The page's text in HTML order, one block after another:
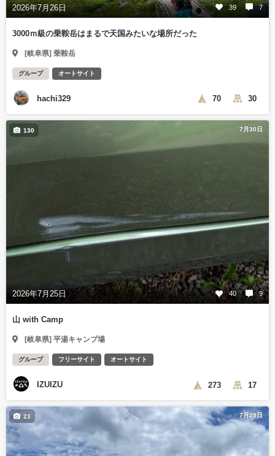
2026年7月26日 39 7
3000ｍ級の乗鞍岳はまるで天国みたいな場所だった
[岐阜県] 乗鞍岳
グループ オートサイト
hachi329 70 30
7月30日
2026年7月25日 40 9
130
山 with Camp
[岐阜県] 平湯キャンプ場
グループ フリーサイト オートサイト
IZUIZU 273 17
7月29日
23